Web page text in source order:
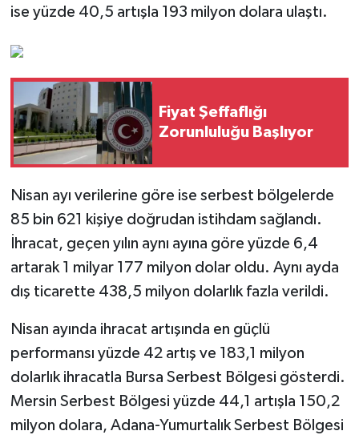
ise yüzde 40,5 artışla 193 milyon dolara ulaştı.
Fiyat Şeffaflığı
Zorunluluğu Başlıyor
Nisan ayı verilerine göre ise serbest bölgelerde
85 bin 621 kişiye doğrudan istihdam sağlandı.
İhracat, geçen yılın aynı ayına göre yüzde 6,4
artarak 1 milyar 177 milyon dolar oldu. Aynı ayda
dış ticarette 438,5 milyon dolarlık fazla verildi.
Nisan ayında ihracat artışında en güçlü
performansı yüzde 42 artış ve 183,1 milyon
dolarlık ihracatla Bursa Serbest Bölgesi gösterdi.
Mersin Serbest Bölgesi yüzde 44,1 artışla 150,2
milyon dolara, Adana-Yumurtalık Serbest Bölgesi